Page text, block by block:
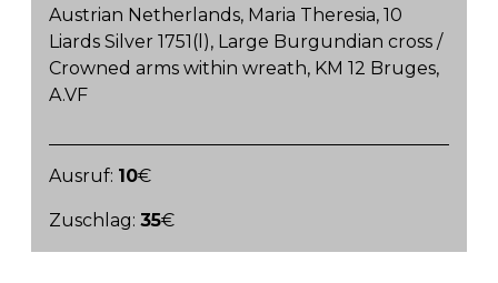
Austrian Netherlands, Maria Theresia, 10
Liards Silver 1751(l), Large Burgundian cross /
Crowned arms within wreath, KM 12 Bruges,
A.VF
Ausruf: 10€
Zuschlag:35€